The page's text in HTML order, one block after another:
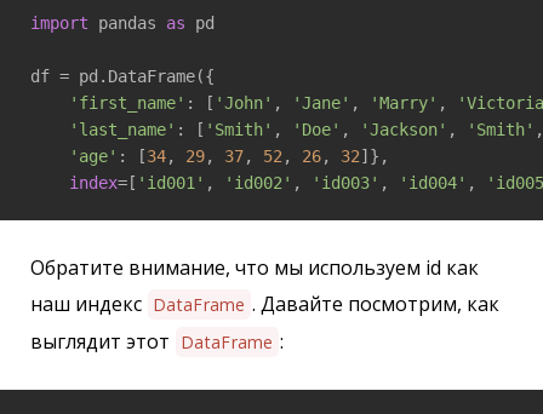
import pandas as pd
df = pd.DataFrame({
'first_name' : [ 'John' , 'Jane' , 'Marry' ,
'last_name' : [ 'Smith' , 'Doe' , 'Jackson' , 'Smith'
'age' : [34, 29, 37, 52, 26, 32]},
index=[ 'id001' , 'id002' , 'id003' , 'id004' ,
Обратите внимание, что мы используем id как
наш индекс DataFrame . Давайте посмотрим, как
выглядит этот DataFrame :